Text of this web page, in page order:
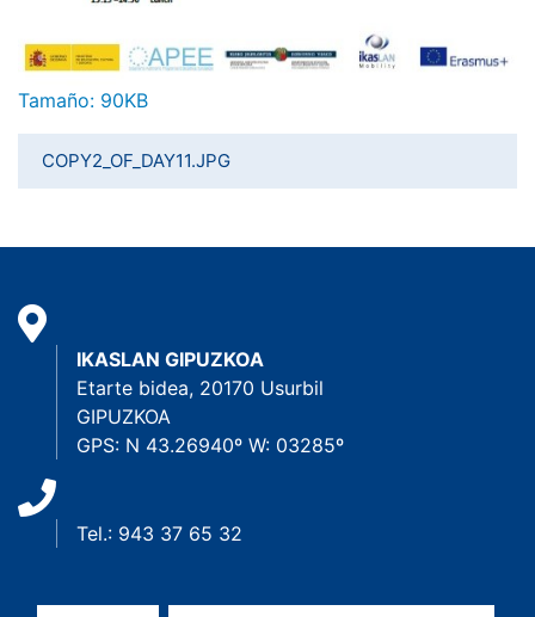
Haga clic aquí para ver la imagen a tamaño completo…
Tamaño: 90KB
COPY2_OF_DAY11.JPG
IKASLAN GIPUZKOA
Etarte bidea, 20170 Usurbil
GIPUZKOA
GPS: N 43.26940º W: 03285º
Tel.: 943 37 65 32